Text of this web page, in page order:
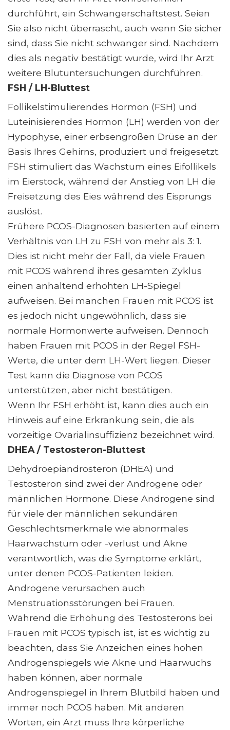
durchführt, ein Schwangerschaftstest. Seien
Sie also nicht überrascht, auch wenn Sie sicher
sind, dass Sie nicht schwanger sind. Nachdem
dies als negativ bestätigt wurde, wird Ihr Arzt
weitere Blutuntersuchungen durchführen.
FSH / LH-Bluttest
Follikelstimulierendes Hormon (FSH) und
Luteinisierendes Hormon (LH) werden von der
Hypophyse, einer erbsengroßen Drüse an der
Basis Ihres Gehirns, produziert und freigesetzt.
FSH stimuliert das Wachstum eines Eifollikels
im Eierstock, während der Anstieg von LH die
Freisetzung des Eies während des Eisprungs
auslöst.
Frühere PCOS-Diagnosen basierten auf einem
Verhältnis von LH zu FSH von mehr als 3: 1.
Dies ist nicht mehr der Fall, da viele Frauen
mit PCOS während ihres gesamten Zyklus
einen anhaltend erhöhten LH-Spiegel
aufweisen. Bei manchen Frauen mit PCOS ist
es jedoch nicht ungewöhnlich, dass sie
normale Hormonwerte aufweisen. Dennoch
haben Frauen mit PCOS in der Regel FSH-
Werte, die unter dem LH-Wert liegen. Dieser
Test kann die Diagnose von PCOS
unterstützen, aber nicht bestätigen.
Wenn Ihr FSH erhöht ist, kann dies auch ein
Hinweis auf eine Erkrankung sein, die als
vorzeitige Ovarialinsuffizienz bezeichnet wird.
DHEA / Testosteron-Bluttest
Dehydroepiandrosteron (DHEA) und
Testosteron sind zwei der Androgene oder
männlichen Hormone. Diese Androgene sind
für viele der männlichen sekundären
Geschlechtsmerkmale wie abnormales
Haarwachstum oder -verlust und Akne
verantwortlich, was die Symptome erklärt,
unter denen PCOS-Patienten leiden.
Androgene verursachen auch
Menstruationsstörungen bei Frauen.
Während die Erhöhung des Testosterons bei
Frauen mit PCOS typisch ist, ist es wichtig zu
beachten, dass Sie Anzeichen eines hohen
Androgenspiegels wie Akne und Haarwuchs
haben können, aber normale
Androgenspiegel in Ihrem Blutbild haben und
immer noch PCOS haben. Mit anderen
Worten, ein Arzt muss Ihre körperliche